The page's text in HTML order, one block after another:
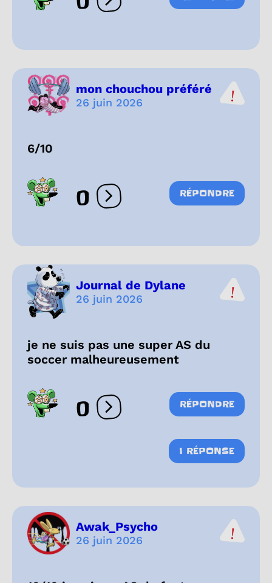
Ouvrir les réactions
mon chouchou préféré
26 juin 2026
6/10
0 Ouvrir les réactions
RÉPONDRE
Journal de Dylane
26 juin 2026
je ne suis pas une super AS du
soccer malheureusement
0 Ouvrir les réactions
RÉPONDRE
1 RÉPONSE
Awak_Psycho
26 juin 2026